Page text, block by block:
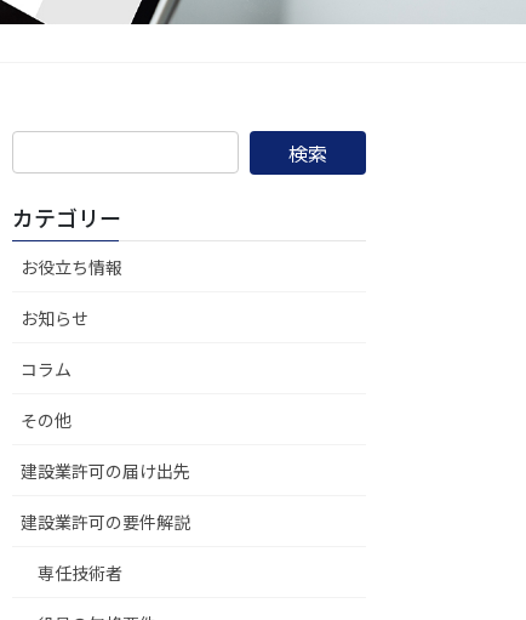
検
索:
カテゴリー
お役立ち情報
お知らせ
コラム
その他
建設業許可の届け出先
建設業許可の要件解説
専任技術者